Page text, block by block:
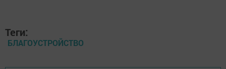
Теги:
БЛАГОУСТРОЙСТВО